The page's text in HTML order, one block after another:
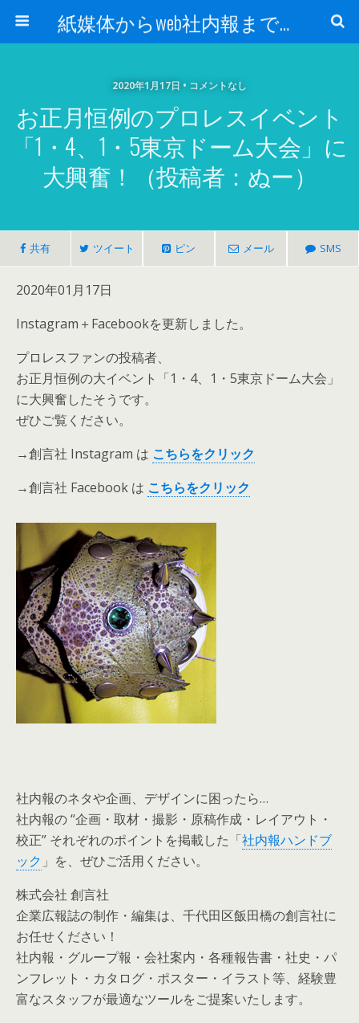
紙媒体からweb社内報まで 社内報制作会社 創言社：東京都千代田区飯田橋駅から１分
2020年1月17日 • コメントなし
お正月恒例のプロレスイベント
「1・4、1・5東京ドーム大会」に
大興奮！（投稿者：ぬー）
共有 ツイート ピン メール SMS
2020年01月17日
Instagram＋Facebookを更新しました。
プロレスファンの投稿者、
お正月恒例の大イベント「1・4、1・5東京ドーム大会」
に大興奮したそうです。
ぜひご覧ください。
→創言社 Instagram は こちらをクリック
→創言社 Facebook は こちらをクリック
社内報のネタや企画、デザインに困ったら…
社内報の “企画・取材・撮影・原稿作成・レイアウト・
校正” それぞれのポイントを掲載した「社内報ハンドブ
ック 」を、ぜひご活用ください。
株式会社 創言社
企業広報誌の制作・編集は、千代田区飯田橋の創言社に
お任せください！
社内報・グループ報・会社案内・各種報告書・社史・パ
ンフレット・カタログ・ポスター・イラスト等、経験豊
富なスタッフが最適なツールをご提案いたします。